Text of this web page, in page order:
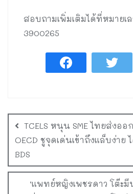
สอบถามเพิ่มเติมได้ที่หมาย
3900265
TCELS หนุน SME ไทยส่งอ
OECD ชูจุดเด่นเข้าถึงแล็บง่าย
BDS
‘แพทย์หญิงเพชรดาว โต๊ะ